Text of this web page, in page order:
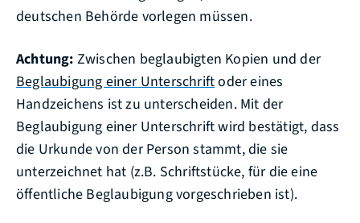
deutschen Behörde vorlegen müssen.
Achtung: Zwischen beglaubigten Kopien und der
Beglaubigung einer Unterschriftoder eines
Handzeichens ist zu unterscheiden. Mit der
Beglaubigung einer Unterschrift wird bestätigt, dass
die Urkunde von der Person stammt, die sie
unterzeichnet hat (z.B. Schriftstücke, für die eine
öffentliche Beglaubigung vorgeschrieben ist).